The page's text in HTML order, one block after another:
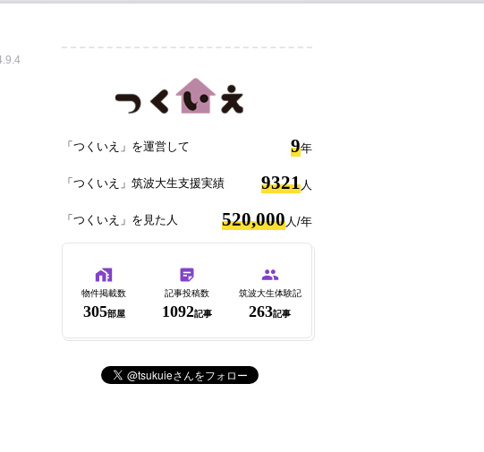
「つくいえ」を運営して 9年
「つくいえ」筑波大生支援実績 9321 人
「つくいえ」を見た人 520,000 人/年
物件掲載数
305部屋
記事投稿数
1092記事
筑波大生体験記
263記事